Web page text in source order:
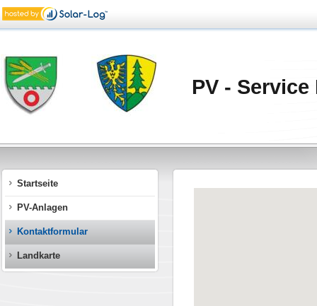
PV -
Startseite
PV-Anlagen
Kontaktformular
Landkarte